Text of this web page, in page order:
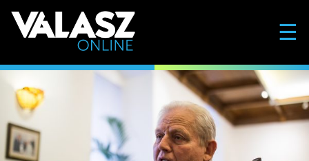
☰